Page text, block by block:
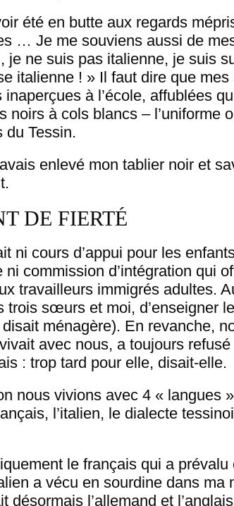
été en butte aux regards
… Je me souviens aussi de
je ne suis pas italienne, je suis
italienne ! » Il faut dire que
à l’école, affublées
noirs à cols blancs – l’uniforme
du Tessin.
enlevé mon tablier noir et
DE FIERTÉ
ni cours d’appui pour les
commission d’intégration qui
travailleurs immigrés adultes.
trois sœurs et moi, d’enseigner
disait ménagère). En revanche,
avec nous, a toujours refusé
: trop tard pour elle, disait-elle.
nous vivions avec 4 « langues »
l’italien, le dialecte
le français qui a
a vécu en sourdine dans ma
désormais l’allemand et